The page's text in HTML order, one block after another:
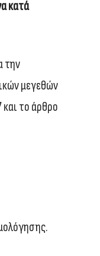
κατά
την
μεγεθών
το άρθρο